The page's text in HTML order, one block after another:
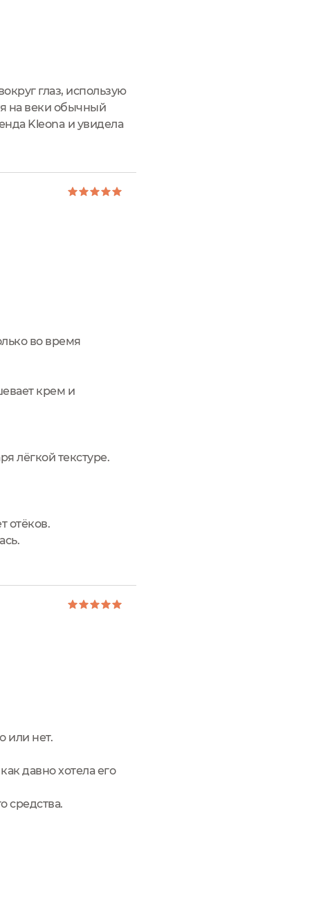
глаз, использую
на веки обычный
Kleona и увидела
во время
крем и
лёгкой текстуре.
отёков.
или нет.
давно хотела его
средства.